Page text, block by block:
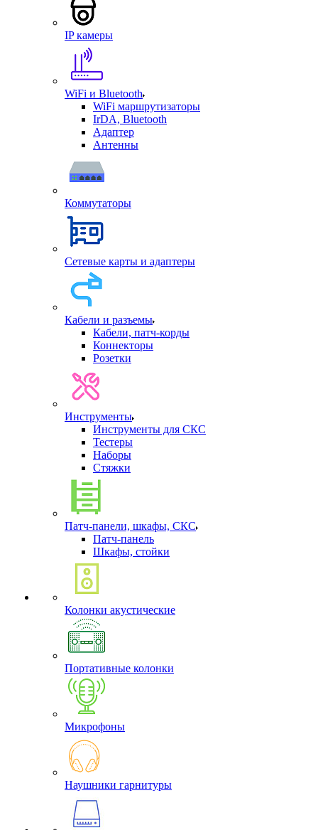
IP камеры
WiFi и Bluetooth
WiFi маршрутизаторы
IrDA, Bluetooth
Адаптер
Антенны
Коммутаторы
Сетевые карты и адаптеры
Кабели и разъемы
Кабели, патч-корды
Коннекторы
Розетки
Инструменты
Инструменты для СКС
Тестеры
Наборы
Стяжки
Патч-панели, шкафы, СКС
Патч-панель
Шкафы, стойки
Колонки акустические
Портативные колонки
Микрофоны
Наушники гарнитуры